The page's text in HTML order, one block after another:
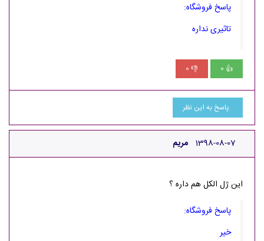
پاسخ فروشگاه:
تاثیری نداره
👍
0
👎
0
پاسخ به این نظر
مریم 1398-08-07
این ژل الکل هم داره ؟
پاسخ فروشگاه:
خیر